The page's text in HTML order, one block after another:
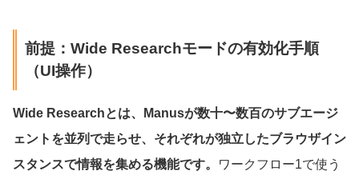
前提：Wide Researchモードの有効化手順
（UI操作）
Wide Researchとは、Manusが数十〜数百のサブエージ
ェントを並列で走らせ、それぞれが独立したブラウザイン
スタンスで情報を集める機能です。
ワークフロー1で使う